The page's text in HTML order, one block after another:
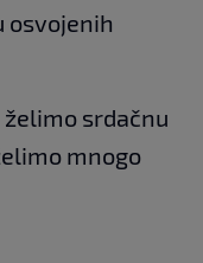
osvojenih
želimo srdačnu
mnogo